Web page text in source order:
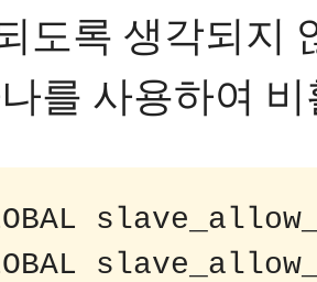
도록 생각되지
를 사용하여